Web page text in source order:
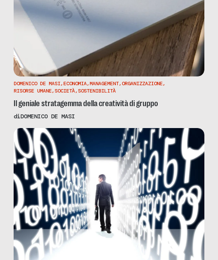
DOMENICO DE MASI,ECONOMIA,MANAGEMENT,ORGANIZZAZIONE,
RISORSE UMANE, SOCIETÀ, SOSTENIBILITÀ
Il geniale stratagemma della creatività di gruppo
diDOMENICO DE MASI